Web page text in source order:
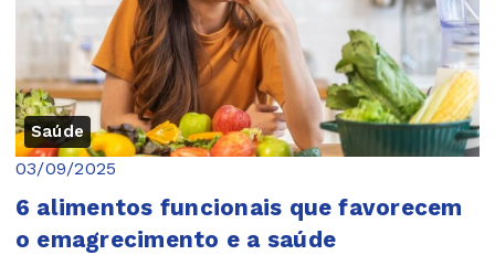
Saúde
03/09/2025
6 alimentos funcionais que favorecem
o emagrecimento e a saúde